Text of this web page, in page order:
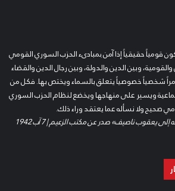
قومياً حقيقياً إذا آمن بمبادىء الحزب السوري القومي
وبين الدين والدولة، وبين رجال الدين والقضاء
شخصياً خصوصياً يتعلق بالسماء ويختص بها. فكل من
ويسير على منهاجها ويخضع لنظام الحزب السوري
صحيح ولا نسأله عما يعتقد وراء ذلك.
«من رسالته إلى يعقوب ناصيف» صدر عن مكتب الزعيم | 7 آب 1942